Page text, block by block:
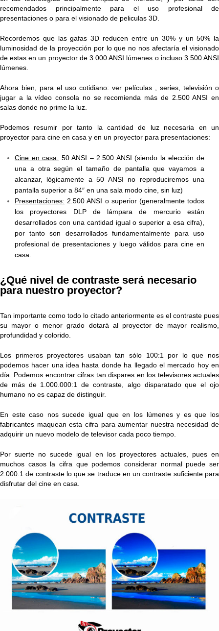
recomendados principalmente para el uso profesional de
presentaciones o para el visionado de peliculas 3D.
Recordemos que las gafas 3D reducen entre un 30% y un 50% la
luminosidad de la proyección por lo que no nos afectaría el visionado
de estas en un proyector de 3.000 ANSI lúmenes o incluso 3.500 ANSI
lúmenes.
Ahora bien, para el uso cotidiano: ver películas , series, televisión o
jugar a la vídeo consola no se recomienda más de 2.500 ANSI en
salas donde no prime la luz.
Podemos resumir por tanto la cantidad de luz necesaria en un
proyector para cine en casa y en un proyector para presentaciones:
Cine en casa: 50 ANSI – 2.500 ANSI (siendo la elección de
una a otra según el tamaño de pantalla que vayamos a
alcanzar, lógicamente a 50 ANSI no reproduciremos una
pantalla superior a 84″ en una sala modo cine, sin luz)
Presentaciones: 2.500 ANSI o superior (generalmente todos
los proyectores DLP de lámpara de mercurio están
desarrollados con una cantidad igual o superior a esa cifra),
por tanto son desarrollados fundamentalmente para uso
profesional de presentaciones y luego válidos para cine en
casa.
¿Qué nivel de contraste será necesario
para nuestro proyector?
Tan importante como todo lo citado anteriormente es el contraste pues
su mayor o menor grado dotará al proyector de mayor realismo,
profundidad y colorido.
Los primeros proyectores usaban tan sólo 100:1 por lo que nos
podemos hacer una idea hasta donde ha llegado el mercado hoy en
día. Podemos encontrar cifras tan dispares en los televisores actuales
de más de 1.000.000:1 de contraste, algo disparatado que el ojo
humano no es capaz de distinguir.
En este caso nos sucede igual que en los lúmenes y es que los
fabricantes maquean esta cifra para aumentar nuestra necesidad de
adquirir un nuevo modelo de televisor cada poco tiempo.
Por suerte no sucede igual en los proyectores actuales, pues en
muchos casos la cifra que podemos considerar normal puede ser
2.000:1 de contraste lo que se traduce en un contraste suficiente para
disfrutar del cine en casa.